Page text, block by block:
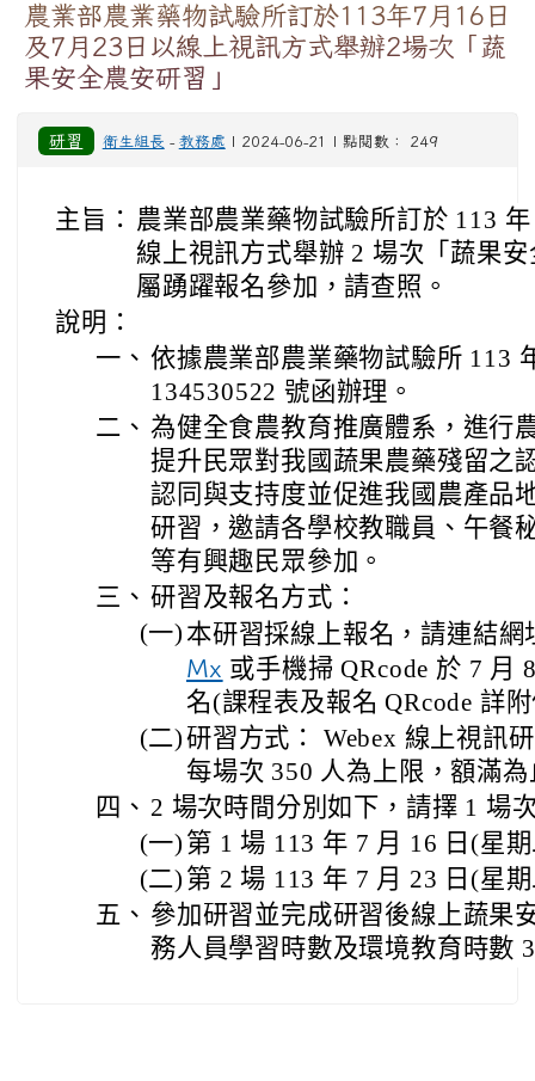
農業部農業藥物試驗所訂於113年7月16日
及7月23日以線上視訊方式舉辦2場次「蔬
果安全農安研習」
研習 衛生組長 - 教務處 | 2024-06-21 | 點閱數： 249
主旨： 農業部農業藥物試驗所訂於 113
線上視訊方式舉辦 2 場次「蔬果
屬踴躍報名參加，請查照。
說明：
一、 依據農業部農業藥物試驗所 113
134530522 號函辦理。
二、 為健全食農教育推廣體系，進行
提升民眾對我國蔬果農藥殘留之
認同與支持度並促進我國農產品
研習，邀請各學校教職員、午餐
等有興趣民眾參加。
三、 研習及報名方式：
(一) 本研習採線上報名，請連結
Mx 或手機掃 QRcode 於 7 月
名(課程表及報名 QRcode 詳
(二)研習方式： Webex 線上視訊
每場次 350 人為上限，額滿
四、 2 場次時間分別如下，請擇 1 場
(一) 第 1 場 113 年 7 月 16 日(星
(二) 第 2 場 113 年 7 月 23 日(星
五、 參加研習並完成研習後線上蔬果
務人員學習時數及環境教育時數